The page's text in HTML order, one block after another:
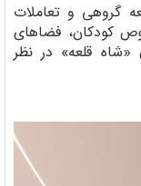
گروهی و تعاملات
کودکان، فضاهای
«شاه قلعه» در نظر